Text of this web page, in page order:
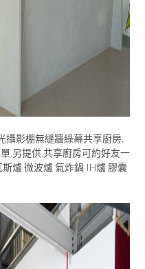
攝影棚無縫牆綠幕共享廚房,
,另提供,共享廚房可約好友一
爐 微波爐 氣炸鍋 IH爐 膠囊